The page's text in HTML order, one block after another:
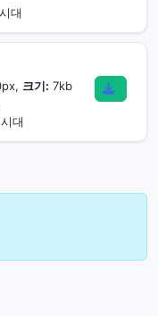
대
크기: 7kb
대